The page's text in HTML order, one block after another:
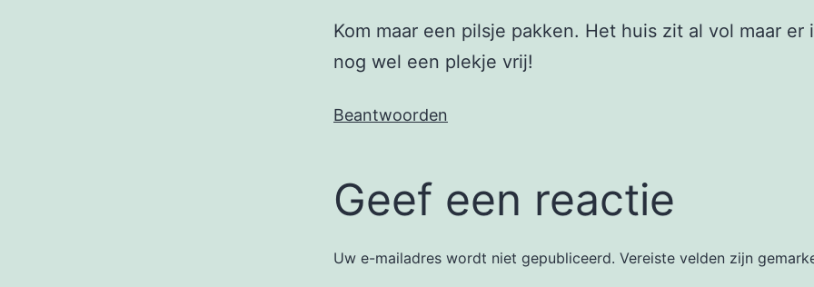
Kom maar een pilsje pakken. Het huis zit al vol maar er
nog wel een plekje vrij!
Beantwoorden
Geef een reactie
Uw e-mailadres wordt niet gepubliceerd. Vereiste velden zijn